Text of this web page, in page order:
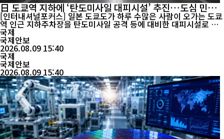
日 도쿄역 지하에 ‘탄도미사일 대피시설’ 추진…도심 민방
위 강화
[인터내셔널포커스] 일본 도쿄도가 하루 수많은 사람이 오가는 도쿄
역 인근 지하주차장을 탄도미사일 공격 등에 대비한 대피시설로 개
조한다. 단시간 몸을 피하는 기존 긴급대피시설보다 방호 능력을 높
이고 비상물자를 갖춰 일정 시간 체류할 수 있는 공간으로 조성한다
는 계획이다. 닛케이아시아 등에 따르면 고이케 유리코 도쿄도지사
는 지난 7일 기자회견에서 도쿄역 인근 야에스 ...
국제
국제안보
2026.08.09 15:40
국제
국제안보
2026.08.09 15:40